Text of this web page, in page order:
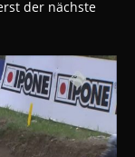
der nächste